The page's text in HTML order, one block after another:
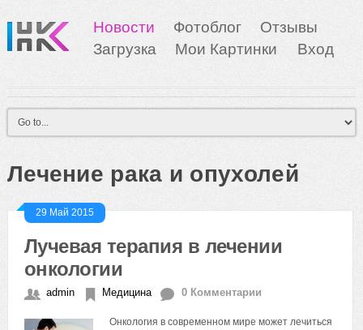
Новости Фотоблог
Отзывы
Загрузка
Мои Картинки Вход
Лечение рака и опухолей
29 Май 2015
Лучевая терапия в лечении
онкологии
admin Медицина 0 Комментарии
Онкология в современном мире может лечиться